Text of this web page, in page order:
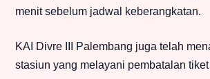
menit sebelum jadwal keberangkatan.
KAI Divre III Palembang juga telah
stasiun yang melayani pembatalan